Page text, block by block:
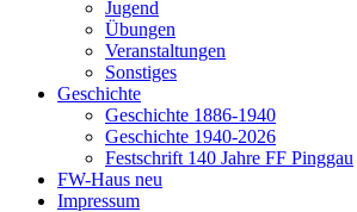
Jugend
Übungen
Veranstaltungen
Sonstiges
Geschichte
Geschichte 1886-1940
Geschichte 1940-2026
Festschrift 140 Jahre FF Pinggau
FW-Haus neu
Impressum